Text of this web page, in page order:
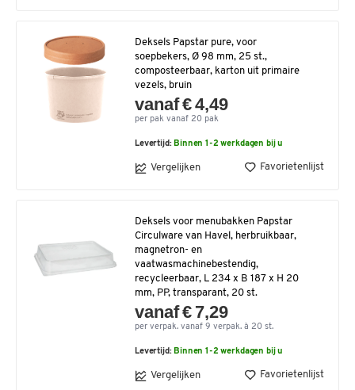
Deksels Papstar pure, voor
soepbekers, Ø 98 mm, 25 st.,
composteerbaar, karton uit primaire
vezels, bruin
vanaf € 4,49
per pak vanaf 20 pak
Levertijd: Binnen 1-2 werkdagen bij u
Vergelijken Favorietenlijst
Deksels voor menubakken Papstar
Circulware van Havel, herbruikbaar,
magnetron- en
vaatwasmachinebestendig,
recycleerbaar, L 234 x B 187 x H 20
mm, PP, transparant, 20 st.
vanaf € 7,29
per verpak. vanaf 9 verpak. à 20 st.
Levertijd: Binnen 1-2 werkdagen bij u
Vergelijken Favorietenlijst